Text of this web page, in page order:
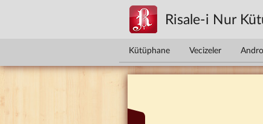
Risale-i Nur
Kütüphane Vecizeler